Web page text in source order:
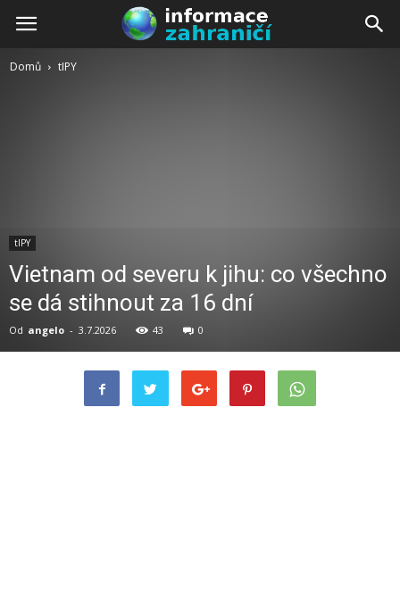
Domů tIPY
tIPY
Vietnam od severu k jihu: co všechno
se dá stihnout za 16 dní
Od angelo - 3.7.2026 43 0